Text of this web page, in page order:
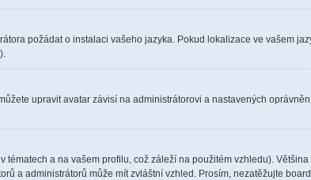
požádat o instalaci vašeho jazyka. Pokud lokalizace ve vašem
upravit avatar závisí na administrátorovi a nastavených
a na vašem profilu, což záleží na použitém vzhledu).
a administrátorů může mít zvláštní vzhled. Prosím, nezatěžujte